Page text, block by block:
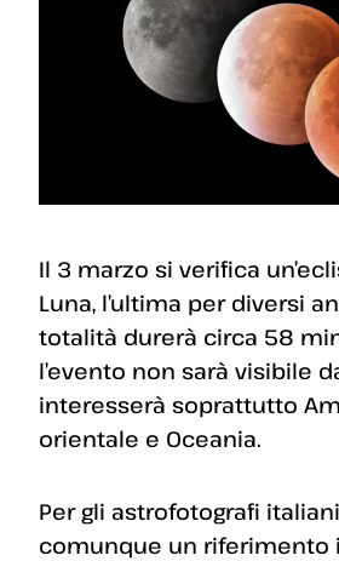
Il 3 marzo si verifica
Luna, l’ultima per diversi
totalità durerà circa 58
l’evento non sarà visibile
interesserà soprattutto
orientale e Oceania.
Per gli astrofotografi
comunque un riferimento